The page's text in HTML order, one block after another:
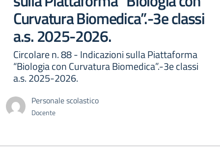
Curvatura Biomedica”.-3e classi
a.s. 2025-2026.
Circolare n. 88 - Indicazioni sulla Piattaforma
“Biologia con Curvatura Biomedica”.-3e classi
a.s. 2025-2026.
Personale scolastico
Docente